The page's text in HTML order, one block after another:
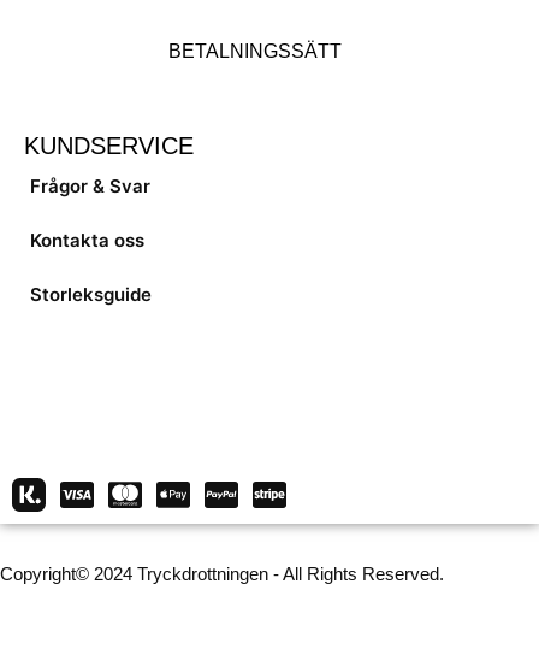
BETALNINGSSÄTT
KUNDSERVICE
Frågor & Svar
Kontakta oss
Storleksguide
Copyright© 2024 Tryckdrottningen - All Rights Reserved.